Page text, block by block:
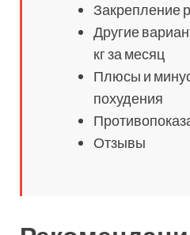
Закрепление
Другие
кг за месяц
Плюсы и
похудения
Отзывы